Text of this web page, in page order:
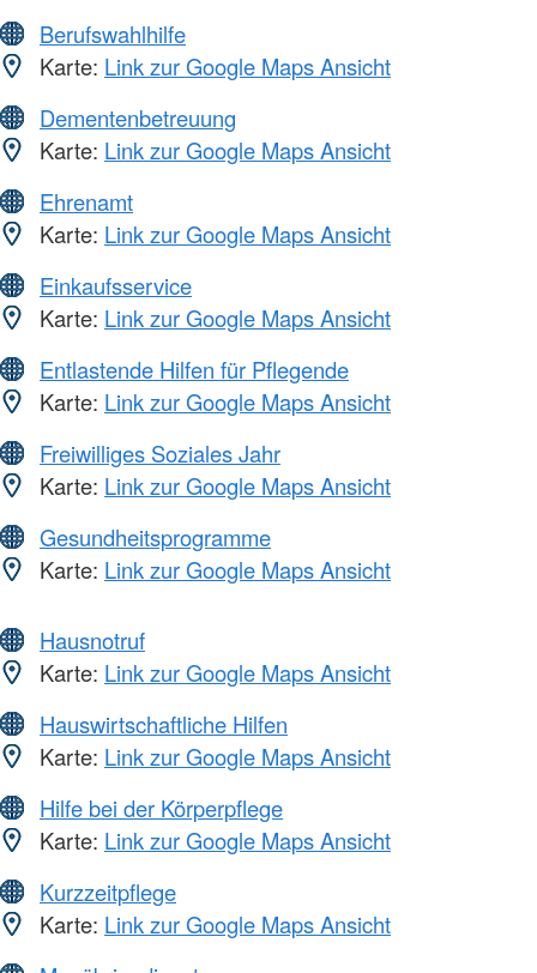
Berufswahlhilfe
Karte: Link zur Google Maps Ansicht
Dementenbetreuung
Karte: Link zur Google Maps Ansicht
Ehrenamt
Karte: Link zur Google Maps Ansicht
Einkaufsservice
Karte: Link zur Google Maps Ansicht
Entlastende Hilfen für Pflegende
Karte: Link zur Google Maps Ansicht
Freiwilliges Soziales Jahr
Karte: Link zur Google Maps Ansicht
Gesundheitsprogramme
Karte: Link zur Google Maps Ansicht
Hausnotruf
Karte: Link zur Google Maps Ansicht
Hauswirtschaftliche Hilfen
Karte: Link zur Google Maps Ansicht
Hilfe bei der Körperpflege
Karte: Link zur Google Maps Ansicht
Kurzzeitpflege
Karte: Link zur Google Maps Ansicht